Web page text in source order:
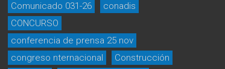
Comunicado 031-26
conadis
CONCURSO
conferencia de prensa 25 nov
congreso nternacional
Construcción